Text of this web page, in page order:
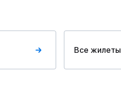
Все жилеты